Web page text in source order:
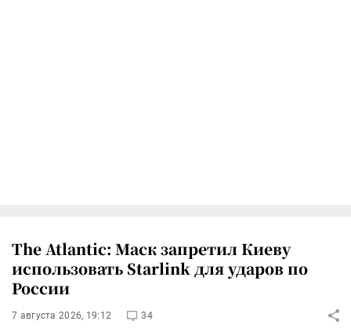
The Atlantic: Маск запретил Киеву
использовать Starlink для ударов по
России
7 августа 2026, 19:12 34